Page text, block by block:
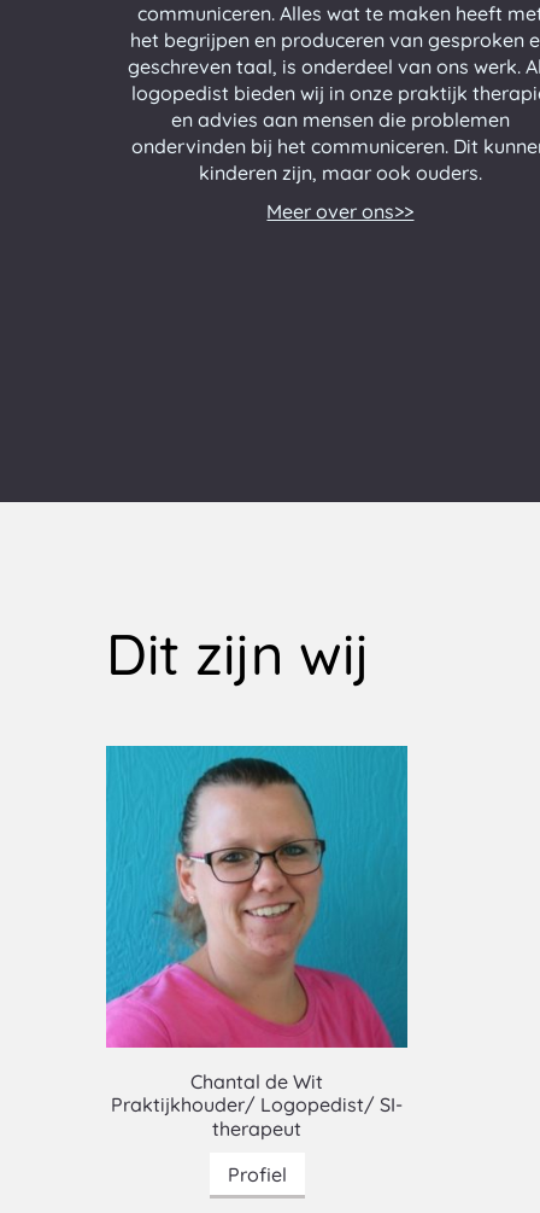
communiceren. Alles wat te maken heeft
het begrijpen en produceren van gesproken
geschreven taal, is onderdeel van ons werk.
logopedist bieden wij in onze praktijk
en advies aan mensen die problemen
ondervinden bij het communiceren. Dit
kinderen zijn, maar ook ouders.
Meer over ons>>
Dit zijn wij
Chantal de Wit
Praktijkhouder/ Logopedist/ SI-
therapeut
Profiel
van